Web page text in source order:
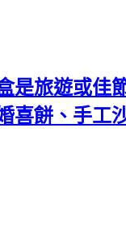
是旅遊或
喜餅、手工